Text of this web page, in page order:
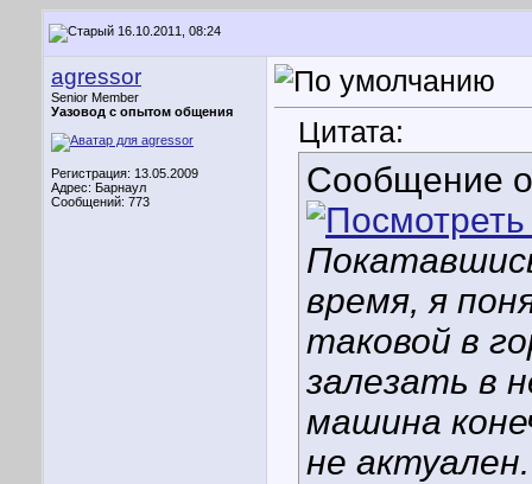
16.10.2011, 08:24
agressor
Senior Member
Уазовод с опытом общения
Регистрация: 13.05.2009
Адрес: Барнаул
Сообщений: 773
Цитата:
Сообщение
время, я
таковой в
залезать в
машина
не актуален.